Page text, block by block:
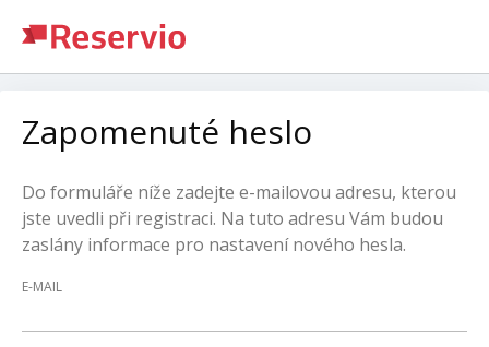
Zapomenuté heslo
Do formuláře níže zadejte e-mailovou adresu, kterou
jste uvedli při registraci. Na tuto adresu Vám budou
zaslány informace pro nastavení nového hesla.
E-MAIL